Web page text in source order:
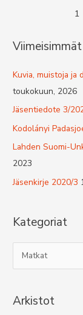
1
Kuvia, muistoja ja
toukokuun, 2026
Jäsentiedote 3/
Kodolányi
Lahden Suomi-
2023
Jäsenkirje 2020/3
Kategoriat
a
e
Arkistot